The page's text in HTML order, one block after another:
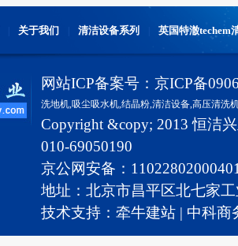
关于我们 清洁设备系列 英国特澈techem
网站ICP备案号： 京ICP备
洗地机,吸尘吸水机,结晶粉,清洁设备,高压清洗
Copyright &copy; 2013 恒洁
010-69050190
京公网安备：
地址：北京市昌平区北七家
技术支持： 牵牛建站 | 中科商